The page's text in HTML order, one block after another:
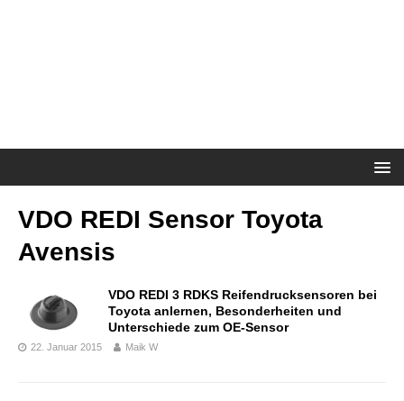
VDO REDI Sensor Toyota
Avensis
VDO REDI 3 RDKS Reifendrucksensoren bei
Toyota anlernen, Besonderheiten und
Unterschiede zum OE-Sensor
22. Januar 2015 Maik W